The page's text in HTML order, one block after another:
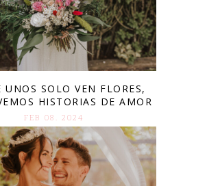
UNOS SOLO VEN FLORES,
HISTORIAS DE AMOR
FEB 08. 2024